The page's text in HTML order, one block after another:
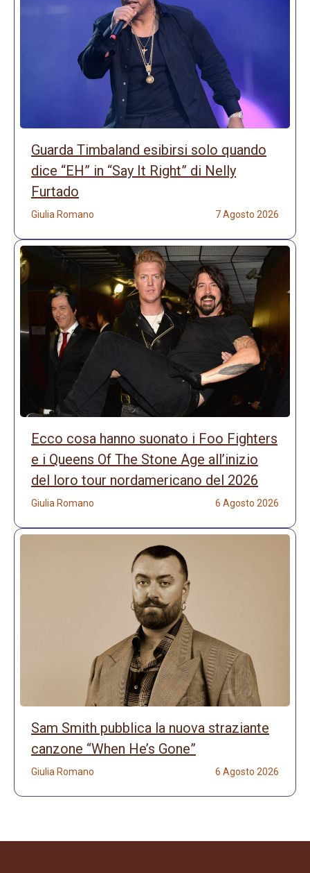
Guarda Timbaland esibirsi solo quando
dice “EH” in “Say It Right” di Nelly
Furtado
Giulia Romano 7 Agosto 2026
Ecco cosa hanno suonato i Foo Fighters
e i Queens Of The Stone Age all’inizio
del loro tour nordamericano del 2026
Giulia Romano 6 Agosto 2026
Sam Smith pubblica la nuova straziante
canzone “When He’s Gone”
Giulia Romano 6 Agosto 2026